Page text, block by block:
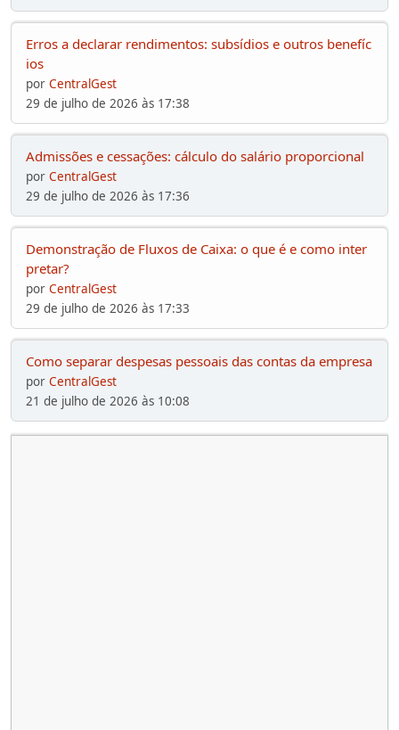
Erros a declarar rendimentos: subsídios e outros benefíc
ios
por CentralGest
29 de julho de 2026 às 17:38
Admissões e cessações: cálculo do salário proporcional
por CentralGest
29 de julho de 2026 às 17:36
Demonstração de Fluxos de Caixa: o que é e como inter
pretar?
por CentralGest
29 de julho de 2026 às 17:33
Como separar despesas pessoais das contas da empresa
por CentralGest
21 de julho de 2026 às 10:08